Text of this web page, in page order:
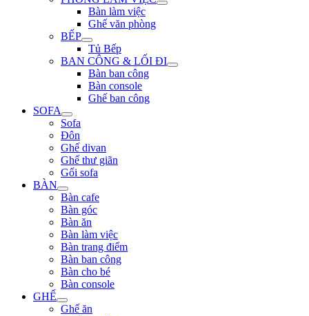
Bàn làm việc
Ghế văn phòng
BẾP
Tủ Bếp
BAN CÔNG & LỐI ĐI
Bàn ban công
Bàn console
Ghế ban công
SOFA
Sofa
Đôn
Ghế divan
Ghế thư giãn
Gối sofa
BÀN
Bàn cafe
Bàn góc
Bàn ăn
Bàn làm việc
Bàn trang điểm
Bàn ban công
Bàn cho bé
Bàn console
GHẾ
Ghế ăn